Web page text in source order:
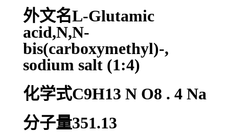
外文名L-Glutamic
acid,N,N-
bis(carboxymethyl)-,
sodium salt (1:4)
化学式C9H13 N O8 . 4 Na
分子量351.13